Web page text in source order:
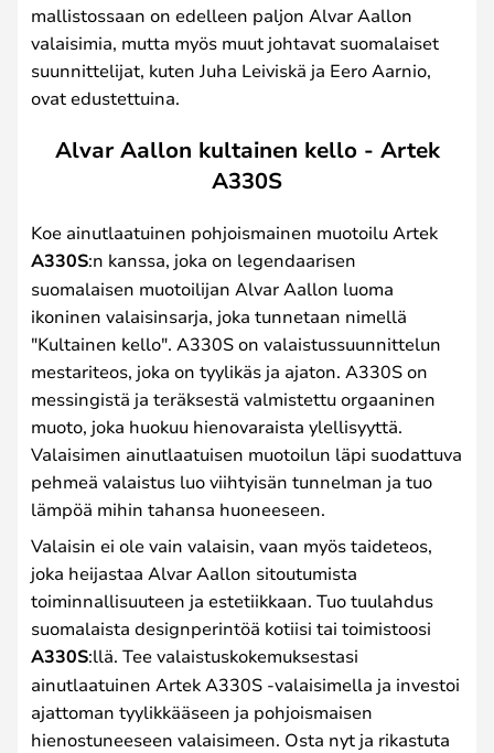
mallistossaan on edelleen paljon Alvar Aallon
valaisimia, mutta myös muut johtavat suomalaiset
suunnittelijat, kuten Juha Leiviskä ja Eero Aarnio,
ovat edustettuina.
Alvar Aallon kultainen kello - Artek
A330S
Koe ainutlaatuinen pohjoismainen muotoilu Artek
A330S:n kanssa, joka on legendaarisen
suomalaisen muotoilijan Alvar Aallon luoma
ikoninen valaisinsarja, joka tunnetaan nimellä
"Kultainen kello". A330S on valaistussuunnittelun
mestariteos, joka on tyylikäs ja ajaton. A330S on
messingistä ja teräksestä valmistettu orgaaninen
muoto, joka huokuu hienovaraista ylellisyyttä.
Valaisimen ainutlaatuisen muotoilun läpi suodattuva
pehmeä valaistus luo viihtyisän tunnelman ja tuo
lämpöä mihin tahansa huoneeseen.
Valaisin ei ole vain valaisin, vaan myös taideteos,
joka heijastaa Alvar Aallon sitoutumista
toiminnallisuuteen ja estetiikkaan. Tuo tuulahdus
suomalaista designperintöä kotiisi tai toimistoosi
A330S:llä. Tee valaistuskokemuksestasi
ainutlaatuinen Artek A330S -valaisimella ja investoi
ajattoman tyylikkääseen ja pohjoismaisen
hienostuneeseen valaisimeen. Osta nyt ja rikastuta